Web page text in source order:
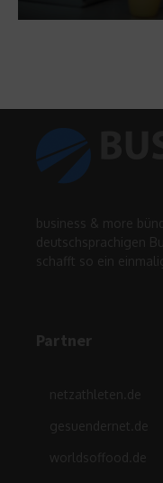
business & more
deutschsprachigen
schafft so ein
Partner
netzathleten.de
gesuendernet.de
worldsoffood.de